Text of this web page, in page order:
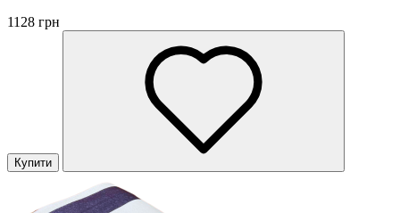
1128 грн
Купити